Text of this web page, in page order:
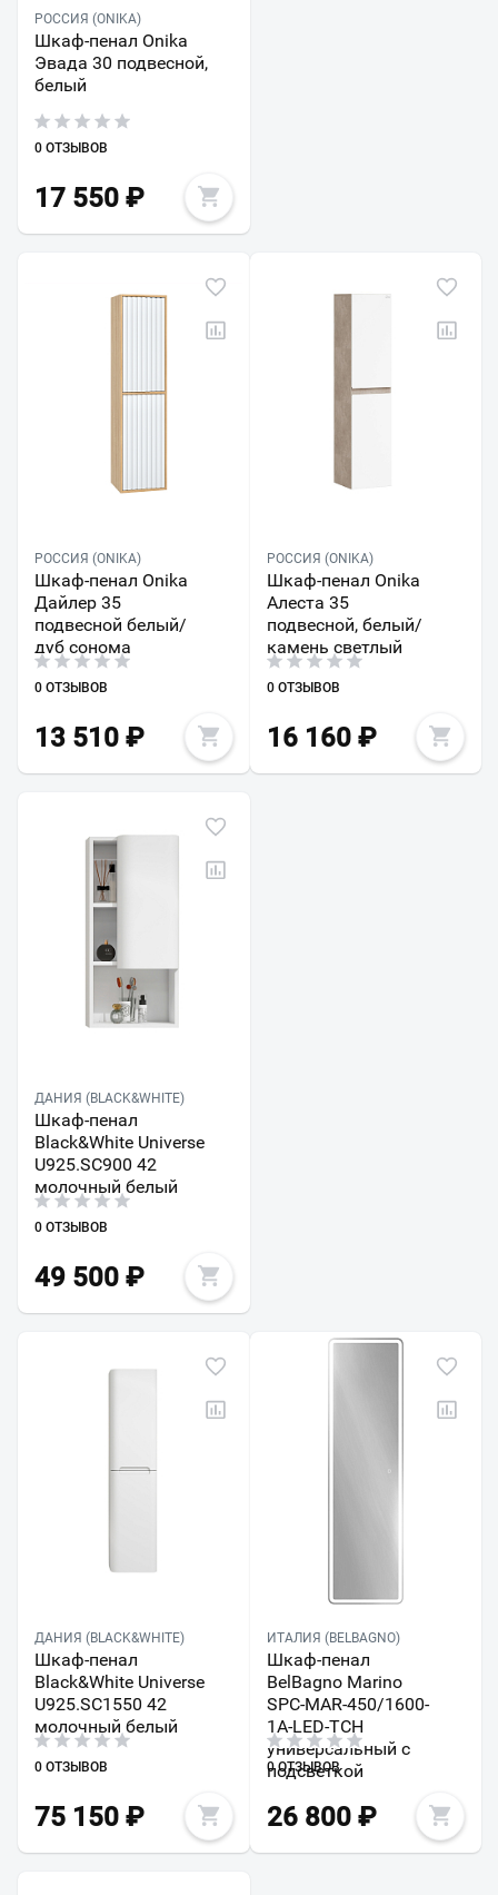
РОССИЯ (ONIKA)
Шкаф-пенал Onika
Эвада 30 подвесной,
белый
0 ОТЗЫВОВ
17 550 ₽
РОССИЯ (ONIKA)
Шкаф-пенал Onika
Дайлер 35
подвесной белый/
дуб сонома
0 ОТЗЫВОВ
13 510 ₽
РОССИЯ (ONIKA)
Шкаф-пенал Onika
Алеста 35
подвесной, белый/
камень светлый
0 ОТЗЫВОВ
16 160₽
ДАНИЯ (BLACK&WHITE)
Шкаф-пенал
Black&White Universe
U925.SC900 42
молочный белый
0 ОТЗЫВОВ
49 500 ₽
ДАНИЯ (BLACK&WHITE)
Шкаф-пенал
Black&White Universe
U925.SC1550 42
молочный белый
0 ОТЗЫВОВ
75 150 ₽
ИТАЛИЯ (BELBAGNO)
Шкаф-пенал
BelBagno Marino
SPC-MAR-450/1600-
1A-LED-TCH
универсальный с
подсветкой
0 ОТЗЫВОВ
26 800₽